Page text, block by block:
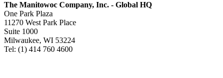
The Manitowoc Company, Inc. - Global HQ
One Park Plaza
11270 West Park Place
Suite 1000
Milwaukee, WI 53224
Tel: (1) 414 760 4600